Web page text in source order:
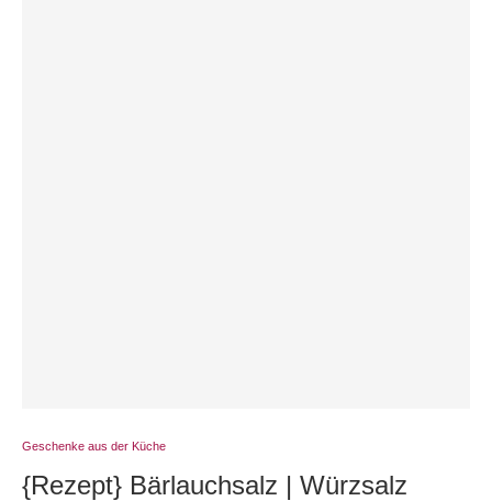
Geschenke aus der Küche
{Rezept} Bärlauchsalz | Würzsalz